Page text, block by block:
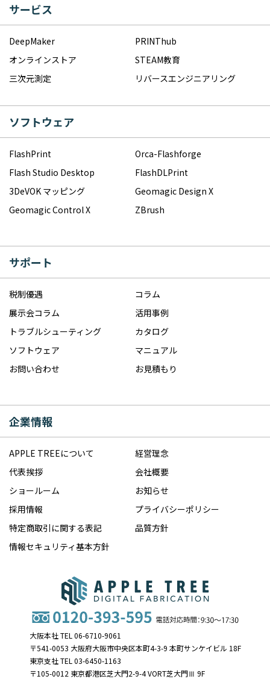
サービス
DeepMaker
PRINThub
オンラインストア
STEAM教育
三次元測定
リバースエンジニアリング
ソフトウェア
FlashPrint
Orca-Flashforge
Flash Studio Desktop
FlashDLPrint
3DeVOK マッピング
Geomagic Design X
Geomagic Control X
ZBrush
サポート
税制優遇
コラム
展示会コラム
活用事例
トラブルシューティング
カタログ
ソフトウェア
マニュアル
お問い合わせ
お見積もり
企業情報
APPLE TREEについて
経営理念
代表挨拶
会社概要
ショールーム
お知らせ
採用情報
プライバシーポリシー
特定商取引に関する表記
品質方針
情報セキュリティ基本方針
大阪本社 TEL 06-6710-9061
〒541-0053 大阪府大阪市中央区本町4-3-9 本町サンケイビル 18F
東京支社 TEL 03-6450-1163
〒105-0012 東京都港区芝大門2-9-4 VORT芝大門Ⅲ 9F